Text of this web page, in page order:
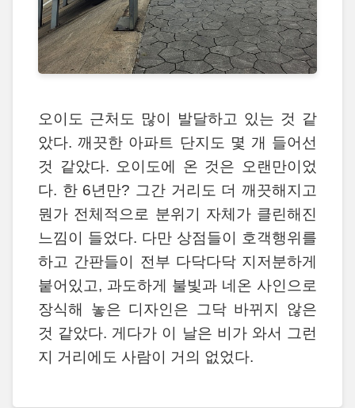
오이도 근처도 많이 발달하고 있는 것 같
았다. 깨끗한 아파트 단지도 몇 개 들어선
것 같았다. 오이도에 온 것은 오랜만이었
다. 한 6년만? 그간 거리도 더 깨끗해지고
뭔가 전체적으로 분위기 자체가 클린해진
느낌이 들었다. 다만 상점들이 호객행위를
하고 간판들이 전부 다닥다닥 지저분하게
붙어있고, 과도하게 불빛과 네온 사인으로
장식해 놓은 디자인은 그닥 바뀌지 않은
것 같았다. 게다가 이 날은 비가 와서 그런
지 거리에도 사람이 거의 없었다.